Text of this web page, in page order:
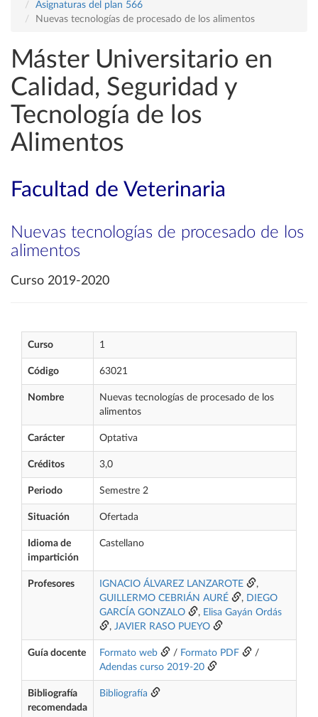
Asignaturas del plan 566
Nuevas tecnologías de procesado de los alimentos
Máster Universitario en
Calidad, Seguridad y
Tecnología de los
Alimentos
Facultad de Veterinaria
Nuevas tecnologías de procesado de los
alimentos
Curso 2019-2020
Curso 1
Código 63021
Nombre
Nuevas tecnologías de procesado de los
alimentos
Carácter Optativa
Créditos 3,0
Periodo Semestre 2
Situación Ofertada
Idioma de
impartición
Castellano
Profesores IGNACIO ÁLVAREZ LANZAROTE
,
GUILLERMO CEBRIÁN AURÉ
, DIEGO
GARCÍA GONZALO
, Elisa Gayán Ordás
, JAVIER RASO PUEYO
Guía docente Formato web / Formato PDF
/
Adendas curso 2019-20
Bibliografía
recomendada
Bibliografía